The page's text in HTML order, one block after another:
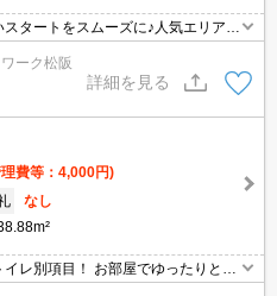
タートをスムーズに♪人気エリアに
ーク松阪
詳細を見る
費等：4,000円)
なし
レ別項目！ お部屋でゆったりとし
！和室のある物件です。楽な体勢